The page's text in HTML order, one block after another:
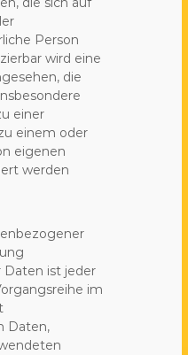
Person
wird eine
die
einer
einem oder
eigenen
werden
Daten ist jeder
im
Daten,